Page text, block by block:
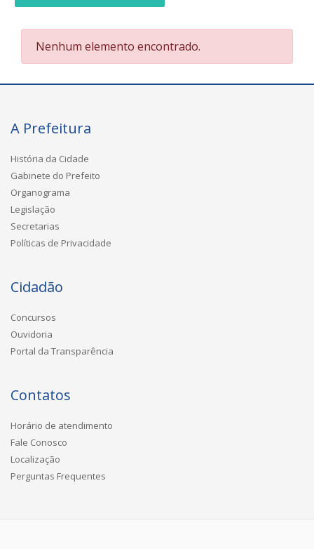
Nenhum elemento encontrado.
A Prefeitura
História da Cidade
Gabinete do Prefeito
Organograma
Legislação
Secretarias
Políticas de Privacidade
Cidadão
Concursos
Ouvidoria
Portal da Transparência
Contatos
Horário de atendimento
Fale Conosco
Localização
Perguntas Frequentes